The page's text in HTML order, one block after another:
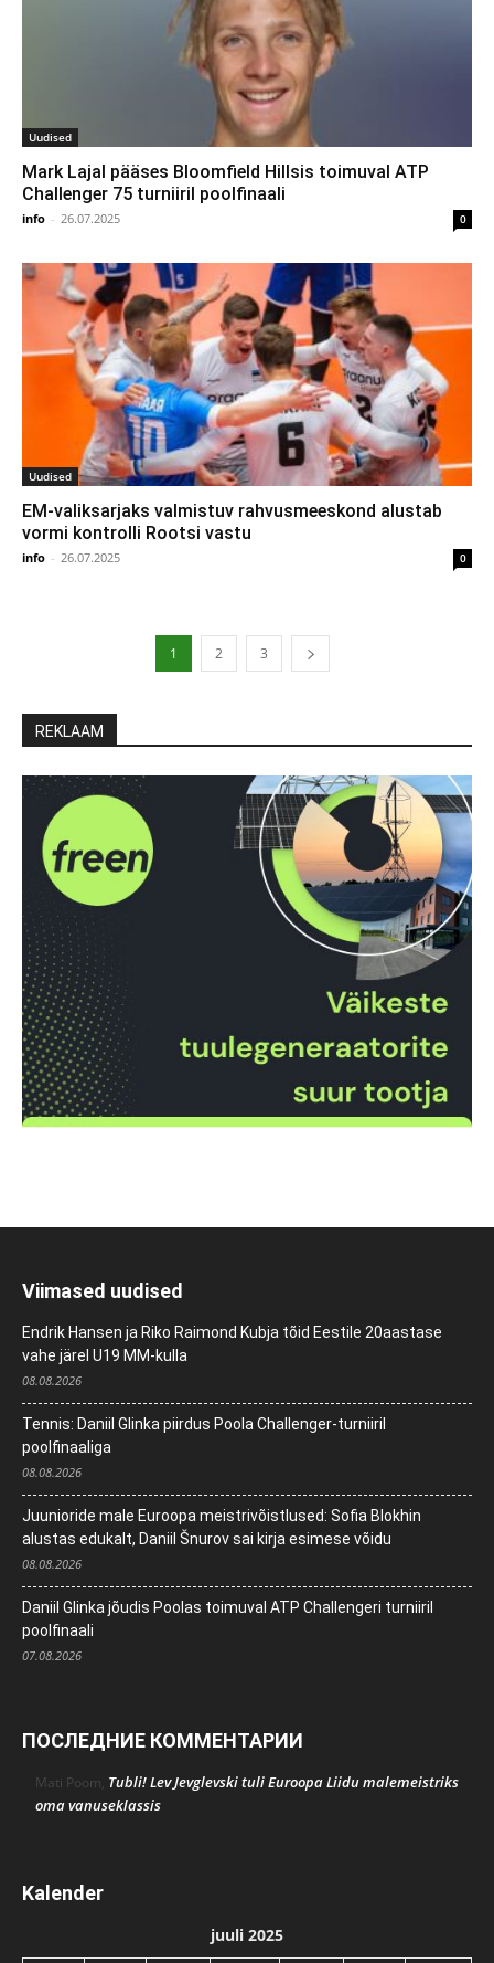
Uudised
Mark Lajal pääses Bloomfield Hillsis toimuval ATP
Challenger 75 turniiril poolfinaali
info - 26.07.2025 0
Uudised
EM-valiksarjaks valmistuv rahvusmeeskond alustab
vormi kontrolli Rootsi vastu
info - 26.07.2025 0
1 2 3
REKLAAM
Viimased uudised
Endrik Hansen ja Riko Raimond Kubja tõid Eestile 20aastase
vahe järel U19 MM-kulla
08.08.2026
Tennis: Daniil Glinka piirdus Poola Challenger-turniiril
poolfinaaliga
08.08.2026
Juunioride male Euroopa meistrivõistlused: Sofia Blokhin
alustas edukalt, Daniil Šnurov sai kirja esimese võidu
08.08.2026
Daniil Glinka jõudis Poolas toimuval ATP Challengeri turniiril
poolfinaali
07.08.2026
ПОСЛЕДНИЕ КОММЕНТАРИИ
Mati Poom, Tubli! Lev Jevglevski tuli Euroopa Liidu malemeistriks
oma vanuseklassis
Kalender
juuli 2025